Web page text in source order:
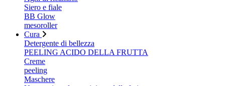
Siero e fiale
BB Glow
mesoroller
Cura
Detergente di bellezza
PEELING ACIDO DELLA FRUTTA
Creme
peeling
Maschere